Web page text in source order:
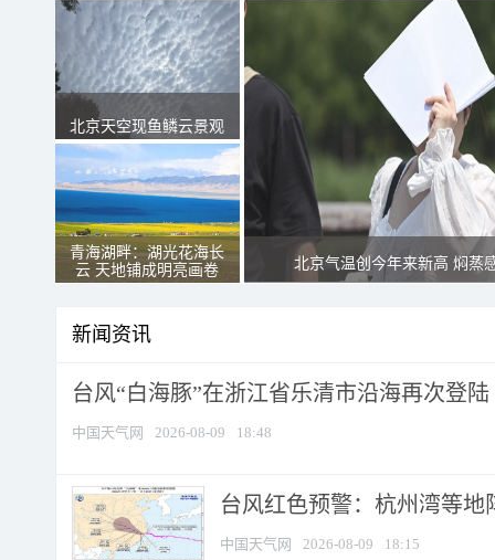
北京天空现鱼鳞云景观
青海湖畔：湖光花海长
云 天地铺成明亮画卷
北京气温创今年来新高 焖蒸
新闻资讯
台风“白海豚”在浙江省乐清市沿海再次登陆
中国天气网 2026-08-09 18:48
台风红色预警：杭州湾等地
中国天气网 2026-08-09 18:15